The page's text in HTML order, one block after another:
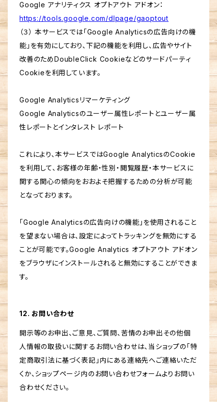
Google アナリティクス オプトアウト アドオン：
https://tools.google.com/dlpage/gaoptout
（３） 本サービスでは「Google Analyticsの広告向けの機
能」を有効にしており、下記の機能を利用し、広告やサイト
改善のためDoubleClick Cookieなどのサードパーティ
Cookieを利用しています。
Google Analyticsリマーケティング
Google Analyticsのユーザー属性レポートとユーザー属
性レポートとインタレスト レポート
これにより、本サービスではGoogle AnalyticsのCookie
を利用して、お客様の年齢・性別・閲覧履歴・本サービスに
関する関心の傾向をおおよそ把握するための分析が可能
となっております。
「Google Analyticsの広告向けの機能」を使用されること
を望まない場合は、設定によってトラッキングを無効にする
ことが可能です。Google Analytics オプトアウト アドオン
をブラウザにインストールされると無効にすることができま
す。
12. お問い合わせ
開示等のお申出、ご意見、ご質問、苦情のお申出その他個
人情報の取扱いに関するお問い合わせは、当ショップの「特
定商取引法に基づく表記」内にある連絡先へご連絡いただ
くか、ショップページ内のお問い合わせフォームよりお問い
合わせください。